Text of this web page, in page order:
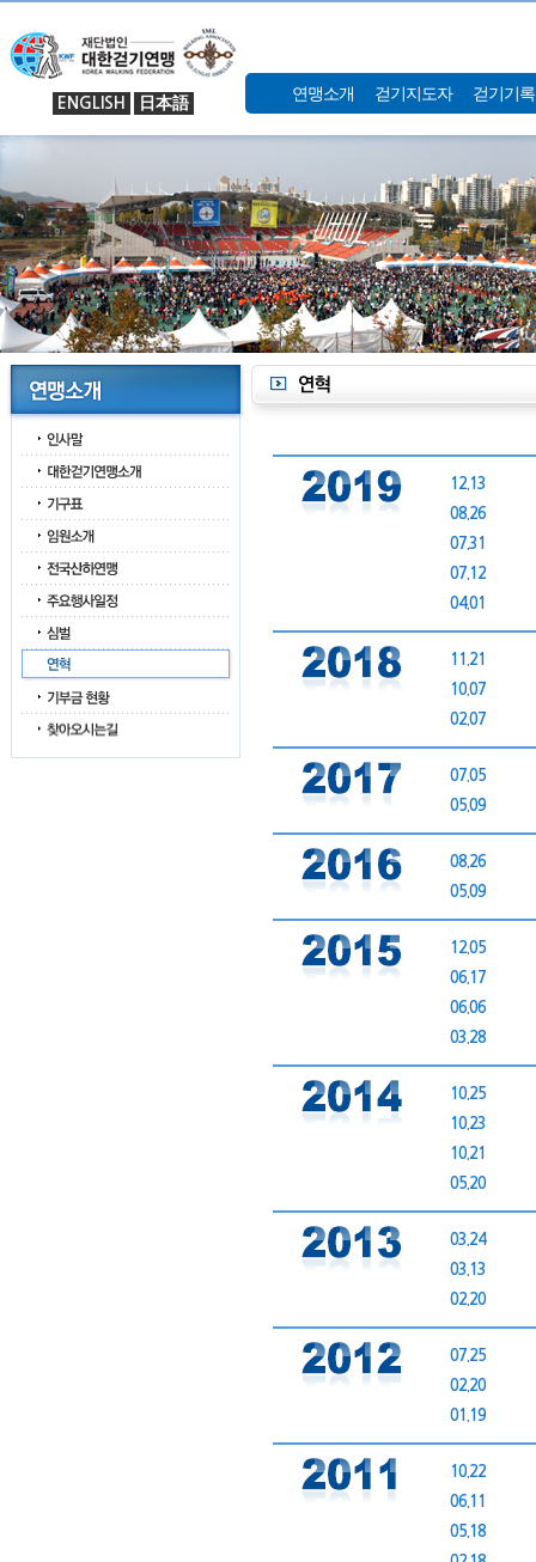
ENGLISH 日本語 연맹소개 걷기지도자 걷기기
12.13
08.26
07.31
07.12
04.01
11.21
10.07
02.07
07.05
05.09
08.26
05.09
12.05
06.17
06.06
03.28
10.25
10.23
10.21
05.20
03.24
03.13
02.20
07.25
02.20
01.19
10.22
06.11
05.18